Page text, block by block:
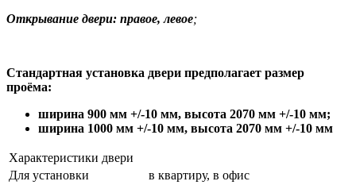
Открывание двери: правое, левое;
Стандартная установка двери предполагает размер
проёма:
ширина 900 мм +/-10 мм, высота 2070 мм +/-10 мм;
ширина 1000 мм +/-10 мм, высота 2070 мм +/-10 мм
Характеристики двери
Для установки
в квартиру, в офис